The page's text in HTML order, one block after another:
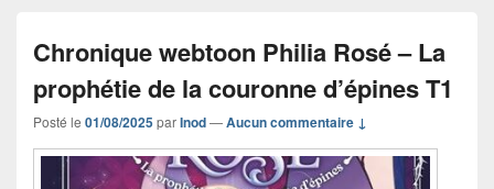
Chronique webtoon Philia Rosé – La
prophétie de la couronne d’épines T1
Posté le 01/08/2025parInod—Aucun commentaire ↓